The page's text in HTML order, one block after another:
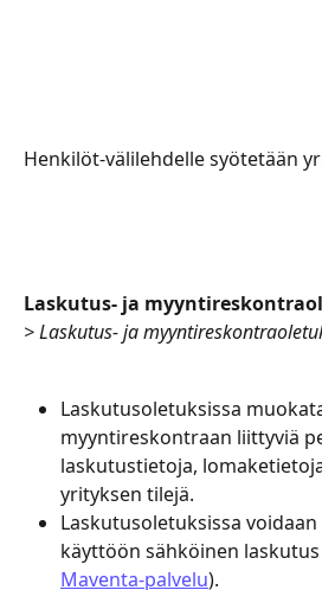
Henkilöt-välilehdelle syötetään
Laskutus- ja
> Laskutus- ja
Laskutusoletuksissa
myyntireskontraan liittyviä
laskutustietoja,
yrityksen tilejä.
Laskutusoletuksissa
käyttöön sähköinen
Maventa-palvelu).